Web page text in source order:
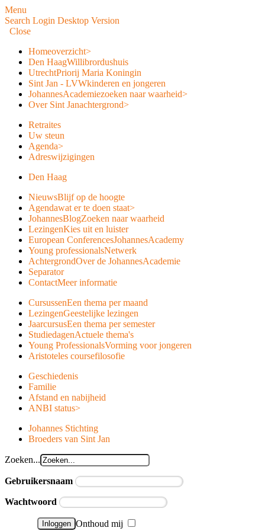
Menu
Search Login Desktop Version
Close
Homeoverzicht>
Den HaagWillibrordushuis
UtrechtPriorij Maria Koningin
Sint Jan - LVWkinderen en jongeren
JohannesAcademiezoeken naar waarheid>
Over Sint Janachtergrond>
Retraites
Uw steun
Agenda>
Adreswijzigingen
Den Haag
NieuwsBlijf op de hoogte
Agendawat er te doen staat>
JohannesBlogZoeken naar waarheid
LezingenKies uit en luister
European ConferencesJohannesAcademy
Young professionalsNetwerk
AchtergrondOver de JohannesAcademie
Separator
ContactMeer informatie
CursussenEen thema per maand
LezingenGeestelijke lezingen
JaarcursusEen thema per semester
StudiedagenActuele thema's
Young ProfessionalsVorming voor jongeren
Aristoteles coursefilosofie
Geschiedenis
Familie
Afstand en nabijheid
ANBI status>
Johannes Stichting
Broeders van Sint Jan
Zoeken...
Gebruikersnaam
Wachtwoord
Onthoud mij